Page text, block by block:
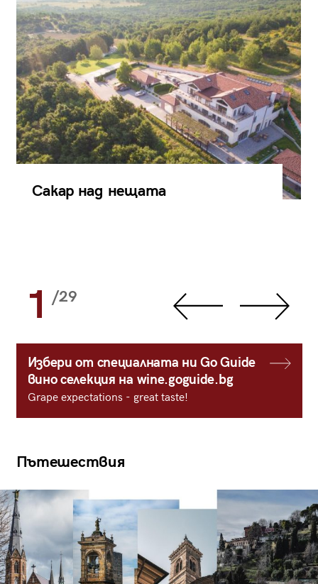
Сакар над нещата
1 /29
Избери от специалната ни Go Guide
вино селекция на wine.goguide.bg
Grape expectations - great taste!
Пътешествия